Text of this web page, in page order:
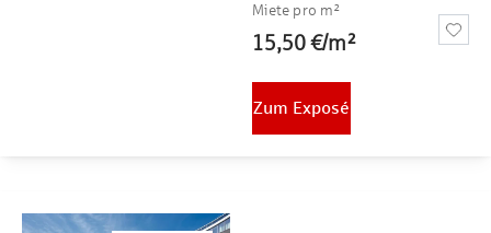
Miete pro m²
15,50 €/m²
Zum Exposé